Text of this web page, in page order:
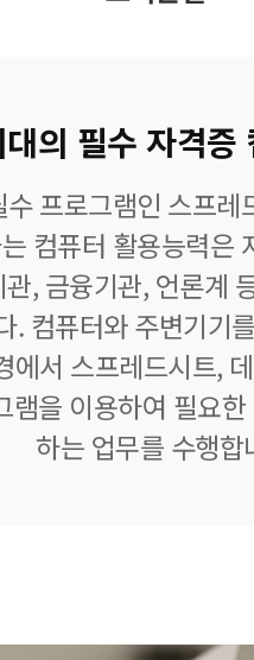
의 필수 자격증
프로그램인 스프
컴퓨터 활용능력은
, 금융기관, 언론계
. 컴퓨터와 주변기기
에서 스프레드시트,
램을 이용하여 필요
하는 업무를 수행합